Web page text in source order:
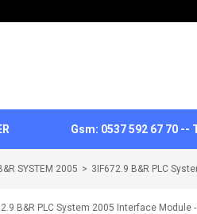
Gsm: 0537 592 67 70 --
SYSTEM 2005 3IF672.9 B&R PLC